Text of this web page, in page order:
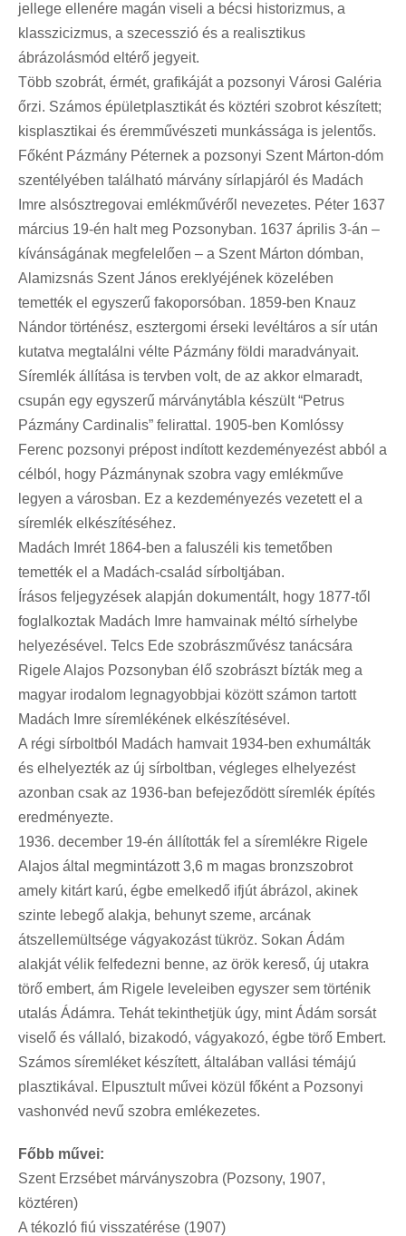
jellege ellenére magán viseli a bécsi historizmus, a
klasszicizmus, a szecesszió és a realisztikus
ábrázolásmód eltérő jegyeit.
Több szobrát, érmét, grafikáját a pozsonyi Városi Galéria
őrzi. Számos épületplasztikát és köztéri szobrot készített;
kisplasztikai és éremművészeti munkássága is jelentős.
Főként Pázmány Péternek a pozsonyi Szent Márton-dóm
szentélyében található márvány sírlapjáról és Madách
Imre alsósztregovai emlékművéről nevezetes. Péter 1637
március 19-én halt meg Pozsonyban. 1637 április 3-án –
kívánságának megfelelően – a Szent Márton dómban,
Alamizsnás Szent János ereklyéjének közelében
temették el egyszerű fakoporsóban. 1859-ben Knauz
Nándor történész, esztergomi érseki levéltáros a sír után
kutatva megtalálni vélte Pázmány földi maradványait.
Síremlék állítása is tervben volt, de az akkor elmaradt,
csupán egy egyszerű márványtábla készült “Petrus
Pázmány Cardinalis” felirattal. 1905-ben Komlóssy
Ferenc pozsonyi prépost indított kezdeményezést abból a
célból, hogy Pázmánynak szobra vagy emlékműve
legyen a városban. Ez a kezdeményezés vezetett el a
síremlék elkészítéséhez.
Madách Imrét 1864-ben a faluszéli kis temetőben
temették el a Madách-család sírboltjában.
Írásos feljegyzések alapján dokumentált, hogy 1877-től
foglalkoztak Madách Imre hamvainak méltó sírhelybe
helyezésével. Telcs Ede szobrászművész tanácsára
Rigele Alajos Pozsonyban élő szobrászt bízták meg a
magyar irodalom legnagyobbjai között számon tartott
Madách Imre síremlékének elkészítésével.
A régi sírboltból Madách hamvait 1934-ben exhumálták
és elhelyezték az új sírboltban, végleges elhelyezést
azonban csak az 1936-ban befejeződött síremlék építés
eredményezte.
1936. december 19-én állították fel a síremlékre Rigele
Alajos által megmintázott 3,6 m magas bronzszobrot
amely kitárt karú, égbe emelkedő ifjút ábrázol, akinek
szinte lebegő alakja, behunyt szeme, arcának
átszellemültsége vágyakozást tükröz. Sokan Ádám
alakját vélik felfedezni benne, az örök kereső, új utakra
törő embert, ám Rigele leveleiben egyszer sem történik
utalás Ádámra. Tehát tekinthetjük úgy, mint Ádám sorsát
viselő és vállaló, bizakodó, vágyakozó, égbe törő Embert.
Számos síremléket készített, általában vallási témájú
plasztikával. Elpusztult művei közül főként a Pozsonyi
vashonvéd nevű szobra emlékezetes.
Főbb művei:
Szent Erzsébet márványszobra (Pozsony, 1907,
köztéren)
A tékozló fiú visszatérése (1907)